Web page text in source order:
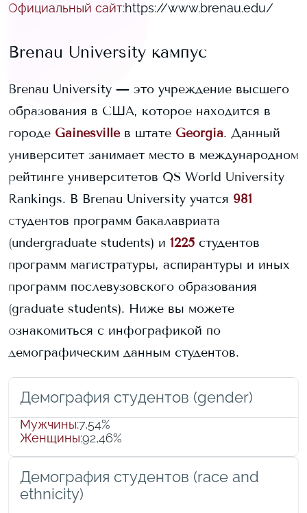
Официальный сайт:https://www.brenau.edu/
Brenau University кампус
Brenau University — это учреждение высшего
образования в США, которое находится в
городе Gainesville в штате Georgia. Данный
университет занимает место в международном
рейтинге университетов QS World University
Rankings. В Brenau University учатся 981
студентов программ бакалавриата
(undergraduate students) и 1225 студентов
программ магистратуры, аспирантуры и иных
программ послевузовского образования
(graduate students). Ниже вы можете
ознакомиться с инфографикой по
демографическим данным студентов.
Демография студентов (gender)
Мужчины:7,54%
Женщины:92,46%
Демография студентов (race and
ethnicity)